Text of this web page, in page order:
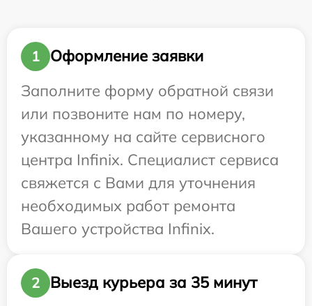
1
Оформление заявки
Заполните форму обратной связи
или позвоните нам по номеру,
указанному на сайте сервисного
центра Infinix. Специалист сервиса
свяжется с Вами для уточнения
необходимых работ ремонта
Вашего устройства Infinix.
2
Выезд курьера за 35 минут